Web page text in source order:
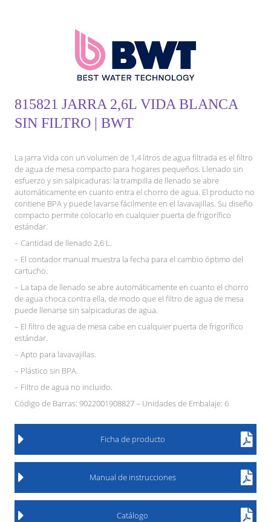
815821 JARRA 2,6L VIDA BLANCA
SIN FILTRO | BWT
La jarra Vida con un volumen de 1,4 litros de agua filtrada es el filtro
de agua de mesa compacto para hogares pequeños. Llenado sin
esfuerzo y sin salpicaduras: la trampilla de llenado se abre
automáticamente en cuanto entra el chorro de agua. El producto no
contiene BPA y puede lavarse fácilmente en el lavavajillas. Su diseño
compacto permite colocarlo en cualquier puerta de frigorífico
estándar.
– Cantidad de llenado 2,6 L.
– El contador manual muestra la fecha para el cambio óptimo del
cartucho.
– La tapa de llenado se abre automáticamente en cuanto el chorro
de agua choca contra ella, de modo que el filtro de agua de mesa
puede llenarse sin salpicaduras de agua.
– El filtro de agua de mesa cabe en cualquier puerta de frigorífico
estándar.
– Apto para lavavajillas.
– Plástico sin BPA.
– Filtro de agua no incluido.
Código de Barras: 9022001908827 – Unidades de Embalaje: 6
Ficha de producto
Manual de instrucciones
Catálogo